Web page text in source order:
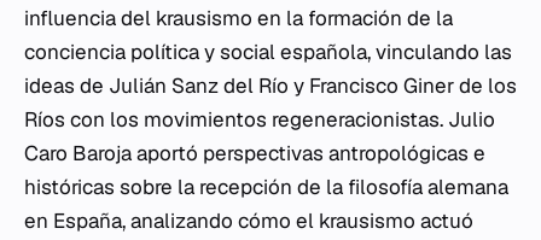
influencia del krausismo en la formación de la
conciencia política y social española, vinculando las
ideas de Julián Sanz del Río y Francisco Giner de los
Ríos con los movimientos regeneracionistas. Julio
Caro Baroja aportó perspectivas antropológicas e
históricas sobre la recepción de la filosofía alemana
en España, analizando cómo el krausismo actuó